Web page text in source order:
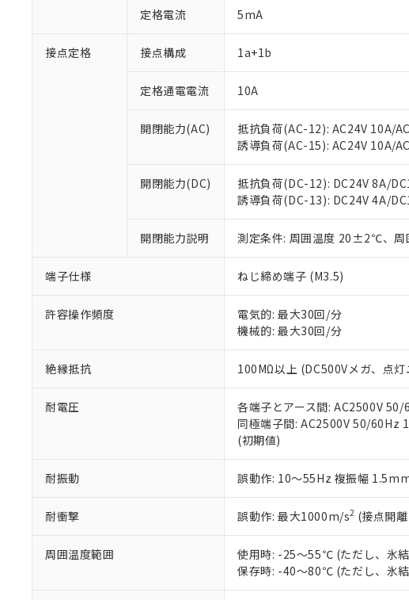
定格電流 5mA
接点定格 接点構成 1a+1b
定格通電電流 10A
開閉能力(AC)
抵抗負荷(AC-12): AC24V 10A/
誘導負荷(AC-15): AC24V 10A/
開閉能力(DC)
抵抗負荷(DC-12): DC24V 8A/
誘導負荷(DC-13): DC24V 4A/
開閉能力説明 測定条件: 周囲温度 20±2℃、
端子仕様 ねじ締め端子 (M3.5)
許容操作頻度
電気的: 最大30回/分
機械的: 最大30回/分
絶縁抵抗 100MΩ以上 (DC500Vメガ、点
耐電圧
各端子とアース間: AC2500V
同極端子間: AC2500V 50/60Hz
(初期値)
耐振動 誤動作: 10～55Hz 複振幅
耐衝撃 誤動作: 最大1000m/s2 (接点開
周囲温度範囲
使用時: -25～55℃ (ただし、氷
保存時: -40～80℃ (ただし、氷
ご利用条件
以下の条件をお読みいただ
本サービスは、当社制
くものです。
在庫状況および標準価
のであり、閲覧された
い。
正式な納期状況および
当社販売員にご相談く
オムロン制御機器販売
す。
マイパーツ機能（部品
ている必要があります。
お客様が当ウェブサイ
が、当社の製品・サー
さい。
※当社の共同利用者と
いる法人を指します。
対応予定：EU RoHS指令（
調査・確認中：EU RoHS指
非該当品：ライセンス料な
仕入先様の事情により、非含
があります。
*EU RoHS指令（10物質）：
鉛(Pb) 1000ppm以下、 水銀(Hg)
六価クロム(Cr(Ⅵ)) 1000ppm以下、ポ
ル（DBP） 1000ppm以下、フタル
但し、RoHS指令で産業用監視および
フタル酸エステル類の４物質につい
※2 対応予定月
下記の非含有証明書をダウ
EU RoHS指令（10物質）の
51物質の非含有証明書（当社
※本証明書は発行日時点で非
また、RoHS指令のフタル酸
既に当社にて対応品への在
り割愛しております。
※1 中国RoHS○×表
「×」：最大均質材料含有率
「－」：未確認です。当社
*中国RoHS10物質の基準値 (GB/
Pb(鉛) :1000ppm、 Hg(水銀) :
Cr(Ⅵ)(六価クロム) : 1000ppm、
DBP(フタル酸ジブチル) : 1000ppm
DEHP(フタル酸ビス(2-エチルヘキシ
※2 環境保護使用期限
「ｅ」：有害物質（10物質）
「10」：通常の使用状況下
「－」：未確認です。当社
当社は、これら貴社製
う）を輸出または国外
当社は規制貨物を破棄
ます。
当社は貴社製品を、核
置等に一切使用いたし
当社は、貴社製品を第
また当社は、販売先お
記
号
説明
○ 一定数以上の在庫
△ 一定数には満たな
－
在庫なし(最新の在
機器販売店・当社
空
白
受注生産機種、ま